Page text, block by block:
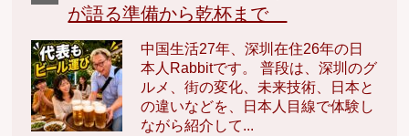
が語る準備から乾杯まで
中国生活27年、深圳在住26年の日
本人Rabbitです。 普段は、深圳のグ
ルメ、街の変化、未来技術、日本と
の違いなどを、日本人目線で体験し
ながら紹介して...